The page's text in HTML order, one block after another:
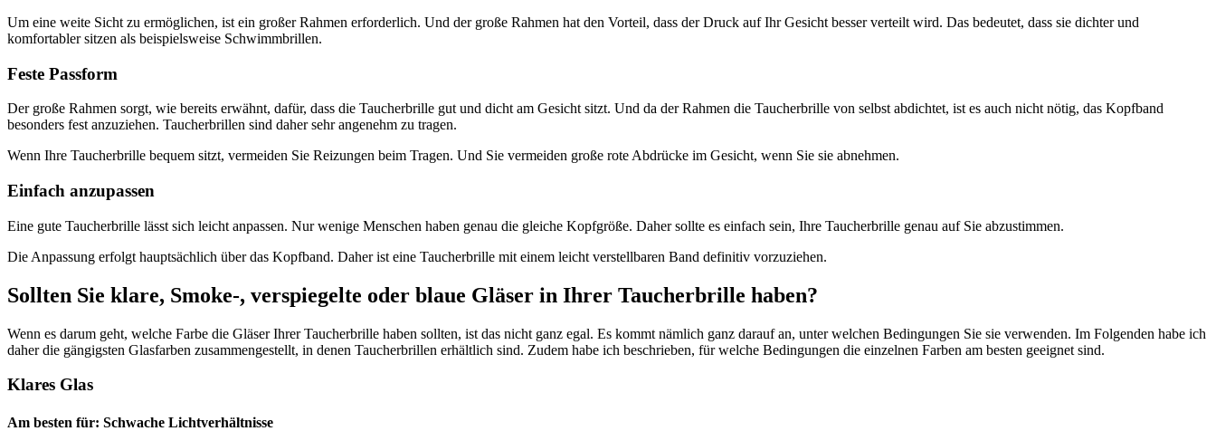
Um eine weite Sicht zu ermöglichen, ist ein großer Rahmen erforderlich. Und der große Rahmen hat den Vorteil, dass der Druck auf Ihr Gesicht besser verteilt wird. Das bedeutet, dass sie dichter und
komfortabler sitzen als beispielsweise Schwimmbrillen.
Feste Passform
Der große Rahmen sorgt, wie bereits erwähnt, dafür, dass die Taucherbrille gut und dicht am Gesicht sitzt. Und da der Rahmen die Taucherbrille von selbst abdichtet, ist es auch nicht nötig, das Kopfband
besonders fest anzuziehen. Taucherbrillen sind daher sehr angenehm zu tragen.
Wenn Ihre Taucherbrille bequem sitzt, vermeiden Sie Reizungen beim Tragen. Und Sie vermeiden große rote Abdrücke im Gesicht, wenn Sie sie abnehmen.
Einfach anzupassen
Eine gute Taucherbrille lässt sich leicht anpassen. Nur wenige Menschen haben genau die gleiche Kopfgröße. Daher sollte es einfach sein, Ihre Taucherbrille genau auf Sie abzustimmen.
Die Anpassung erfolgt hauptsächlich über das Kopfband. Daher ist eine Taucherbrille mit einem leicht verstellbaren Band definitiv vorzuziehen.
Sollten Sie klare, Smoke-, verspiegelte oder blaue Gläser in Ihrer Taucherbrille haben?
Wenn es darum geht, welche Farbe die Gläser Ihrer Taucherbrille haben sollten, ist das nicht ganz egal. Es kommt nämlich ganz darauf an, unter welchen Bedingungen Sie sie verwenden. Im Folgenden habe ich
daher die gängigsten Glasfarben zusammengestellt, in denen Taucherbrillen erhältlich sind. Zudem habe ich beschrieben, für welche Bedingungen die einzelnen Farben am besten geeignet sind.
Klares Glas
Am besten für: Schwache Lichtverhältnisse